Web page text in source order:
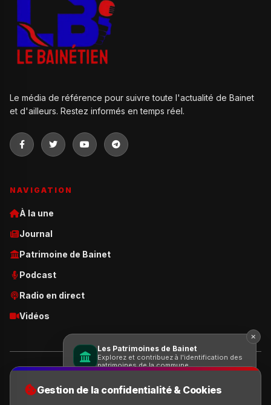
Le média de référence pour suivre toute l'actualité de Bainet
et d'ailleurs. Restez informés en temps réel.
NAVIGATION
À la une
Journal
Patrimoine de Bainet
Podcast
Radio en direct
Vidéos
© 2026 Le Bainétien. Tous droits réservés | Site développé par:
Création
Les Patrimoines de Bainet
Explorez et contribuez à l'identification des
patrimoines de la commune.
Voir les patrimoines ajoutés
Gestion de la confidentialité & Cookies